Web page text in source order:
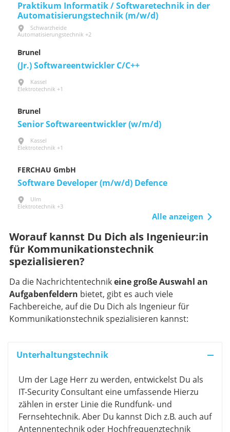
Praktikum Informatik / Softwaretechnik in der
Automatisierungstechnik (m/w/d)
Schwarzheide
Automatisierungstechnik +2
Brunel
(Jr.) Softwareentwickler C/C++
Kassel
Elektrotechnik +1
Brunel
Senior Softwareentwickler (w/m/d)
Kassel
Elektrotechnik +1
FERCHAU GmbH
Software Developer (m/w/d) Defence
Ulm
Elektrotechnik +3
Alle anzeigen
Worauf kannst Du Dich als Ingenieur:in
für Kommunikationstechnik
spezialisieren?
Da die Nachrichtentechnik eine große Auswahl an
Aufgabenfeldern bietet, gibt es auch viele
Fachbereiche, auf die Du Dich als Ingenieur für
Kommunikationstechnik spezialisieren kannst:
Unterhaltungstechnik
Um der Lage Herr zu werden, entwickelst Du als
IT-Security Consultant eine umfassende Hierzu
zählen in erster Linie die Rundfunk- und
Fernsehtechnik. Aber Du kannst Dich z.B. auch auf
Antennentechnik oder Hochfrequenztechnik